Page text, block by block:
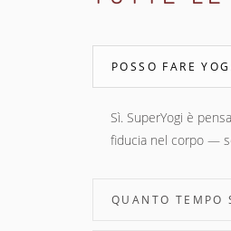
POSSO FARE
Sì. SuperYogi è
fiducia nel corpo —
QUANTO TEMPO